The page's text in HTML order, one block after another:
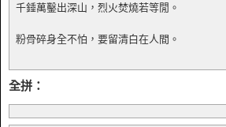
千錘萬鑿出深山，烈火焚燒若等閒。
粉骨碎身全不怕，要留清白在人間。
全拼：